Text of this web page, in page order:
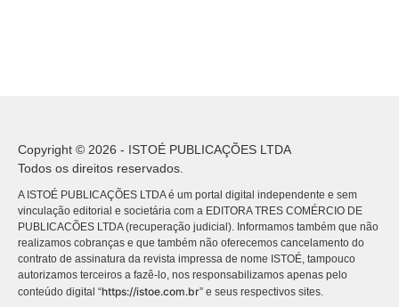
Copyright © 2026 - ISTOÉ PUBLICAÇÕES LTDA
Todos os direitos reservados.
A ISTOÉ PUBLICAÇÕES LTDA é um portal digital independente e sem
vinculação editorial e societária com a EDITORA TRES COMÉRCIO DE
PUBLICACÕES LTDA (recuperação judicial). Informamos também que não
realizamos cobranças e que também não oferecemos cancelamento do
contrato de assinatura da revista impressa de nome ISTOÉ, tampouco
autorizamos terceiros a fazê-lo, nos responsabilizamos apenas pelo
conteúdo digital “https://istoe.com.br” e seus respectivos sites.